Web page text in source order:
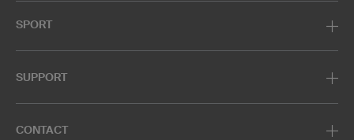
SPORT
SUPPORT
CONTACT